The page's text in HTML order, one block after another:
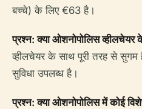
बच्चे) के लिए €63 है।
प्रश्न: क्या ओशनोपोलिस व्हीलचेयर
व्हीलचेयर के साथ पूरी तरह से
सुविधा उपलब्ध है।
प्रश्न: क्या ओशनोपोलिस में कोई